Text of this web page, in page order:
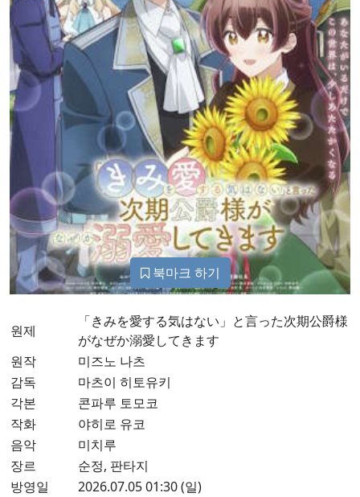
북마크 하기
원제
「きみを愛する気はない」と言った次期公爵様
がなぜか溺愛してきます
원작
미즈노 나츠
감독
마츠이 히토유키
각본
콘파루 토모코
작화
야히로 유코
음악
미치루
장르
순정, 판타지
방영일
2026.07.05 01:30 (일)